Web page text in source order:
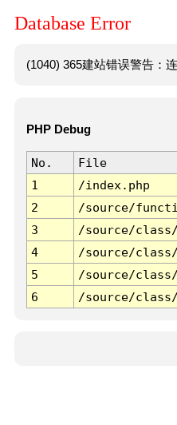
Database Error
(1040) 365建站错误警告：
PHP Debug
No. File
1
/index.php
2
/source/
3
/source/
4
/source/
5
/source/
6
/source/